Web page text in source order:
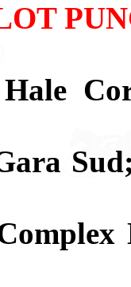
Hale